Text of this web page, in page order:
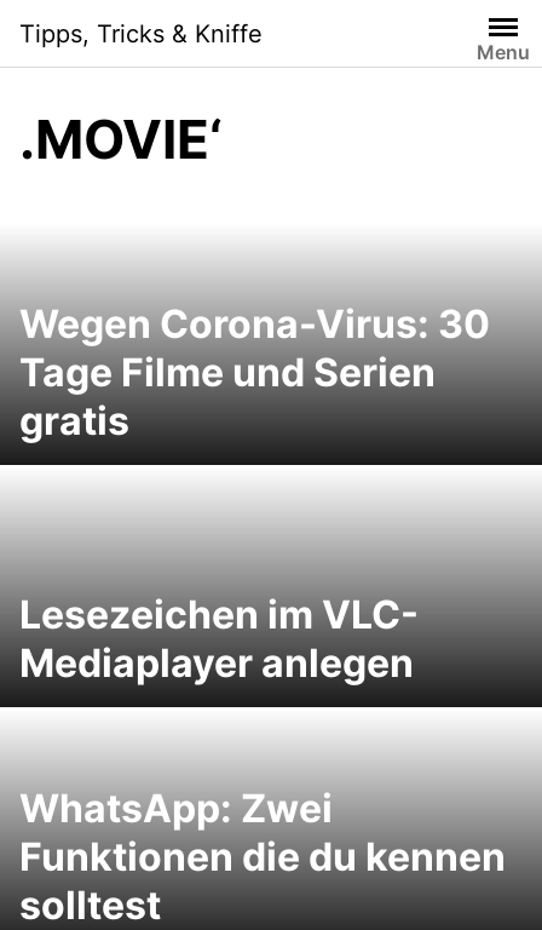
content
Tipps, Tricks & Kniffe
Menu
.MOVIE‘
Wegen Corona-Virus: 30
Tage Filme und Serien
gratis
Lesezeichen im VLC-
Mediaplayer anlegen
WhatsApp: Zwei
Funktionen die du kennen
solltest